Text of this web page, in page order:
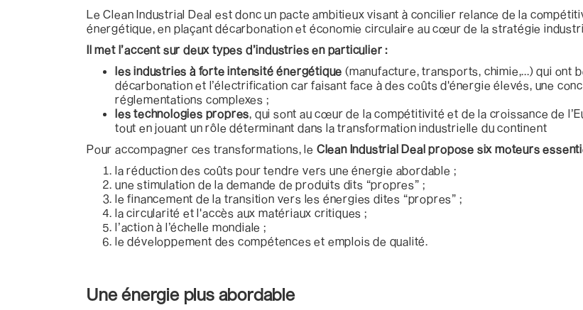
Le Clean Industrial Deal est donc un pacte ambitieux visant à concilier relance de la
énergétique, en plaçant décarbonation et économie circulaire au cœur de la stratégie
Il met l’accent sur deux types d’industries en particulier :
les industries à forte intensité énergétique (manufacture, transports, chimie,...) qui ont
décarbonation et l’électrification car faisant face à des coûts d'énergie élevés, une
réglementations complexes ;
les technologies propres, qui sont au cœur de la compétitivité et de la croissance de
tout en jouant un rôle déterminant dans la transformation industrielle du continent
Pour accompagner ces transformations, le Clean Industrial Deal propose six moteurs
la réduction des coûts pour tendre vers une énergie abordable ;
une stimulation de la demande de produits dits “propres” ;
le financement de la transition vers les énergies dites “propres” ;
la circularité et l'accès aux matériaux critiques ;
l’action à l’échelle mondiale ;
le développement des compétences et emplois de qualité.
Une énergie plus abordable